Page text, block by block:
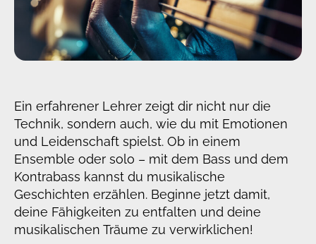
Ein erfahrener Lehrer zeigt dir nicht nur die
Technik, sondern auch, wie du mit Emotionen
und Leidenschaft spielst. Ob in einem
Ensemble oder solo – mit dem Bass und dem
Kontrabass kannst du musikalische
Geschichten erzählen. Beginne jetzt damit,
deine Fähigkeiten zu entfalten und deine
musikalischen Träume zu verwirklichen!